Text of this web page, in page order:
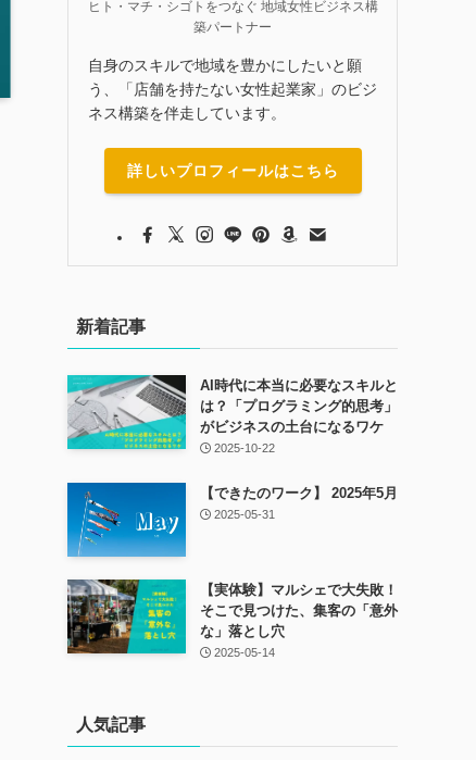
ヒト・マチ・シゴトをつなぐ 地域女性ビジネス構
築パートナー
自身のスキルで地域を豊かにしたいと願
う、「店舗を持たない女性起業家」のビジ
ネス構築を伴走しています。
詳しいプロフィールはこちら
新着記事
AI時代に本当に必要なスキルと
は？「プログラミング的思考」
がビジネスの土台になるワケ
2025-10-22
【できたのワーク】 2025年5月
2025-05-31
【実体験】マルシェで大失敗！
そこで見つけた、集客の「意外
な」落とし穴
2025-05-14
人気記事